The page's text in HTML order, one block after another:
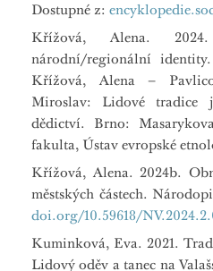
Dostupné z:
Křížová, Alena.
národní/regionální
Křížová, Alena –
Miroslav: Lidové tradice
dědictví. Brno:
fakulta, Ústav evropské
Křížová, Alena. 2024b.
městských částech.
doi.org/10.59618/
Kuminková, Eva. 2021.
Lidový oděv a tanec na